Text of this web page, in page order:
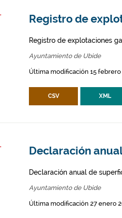
Registro de
Registro de explotaciones
Ayuntamiento de Ubide
Última modificación 15 febrero
CSV XML
Declaración
Declaración anual de
Ayuntamiento de Ubide
Última modificación 27 enero